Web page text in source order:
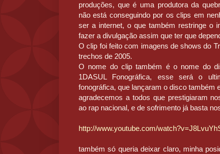
produções, que é uma produtora da
não está conseguindo por os clips em
ser a internet, o que também restringe o
fazer a divulgação assim que ter que
O clip foi feito com imagens de shows do
trechos de 2005.
O nome do clip também é o nome do
1DASUL Fonográfica, esse será o
fonográfica, que lançaram o disco também
agradecemos a todos que prestigiaram
ao rap nacional, e de sofrimento já basta
http://www.youtube.com/
também só queria deixar claro, minha